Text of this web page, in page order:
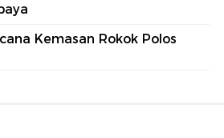
Kemasan Rokok Polos